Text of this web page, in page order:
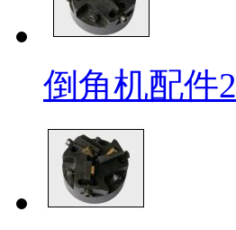
倒角机配件2